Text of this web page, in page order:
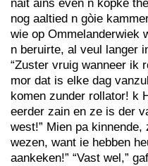
nait ains even n kopke
nog aaltied n gòie
wie op Ommelanderwiek
n beruirte, al veul langer
“Zuster vruig wanneer ik
mor dat is elke dag
komen zunder rollator! k
eerder zain en ze is der
west!” Mien pa kinnende,
wezen, want ie hebben
aankeken!” “Vast wel,”